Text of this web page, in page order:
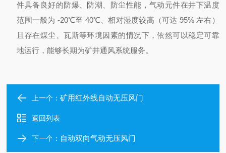
件具备良好的防爆、防潮、防尘性能，气动元件在井下温度
范围一般为 -20℃至 40℃、相对湿度较高（可达 95% 左右）
且存在煤尘、瓦斯等环境因素的情况下，依然可以稳定可靠
地运行，能够长期为矿井通风系统服务。
上一个：矿用红外线自动无压风门
返回列表
下一个： 自动双向气动无压风门